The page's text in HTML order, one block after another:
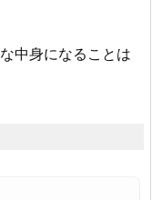
な中身になることは